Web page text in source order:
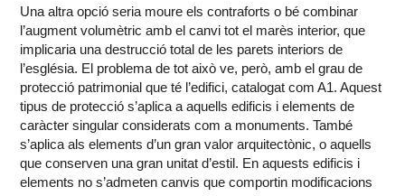
Una altra opció seria moure els contraforts o bé combinar
l’augment volumètric amb el canvi tot el marès interior, que
implicaria una destrucció total de les parets interiors de
l’església. El problema de tot això ve, però, amb el grau de
protecció patrimonial que té l’edifici, catalogat com A1. Aquest
tipus de protecció s’aplica a aquells edificis i elements de
caràcter singular considerats com a monuments. També
s’aplica als elements d’un gran valor arquitectònic, o aquells
que conserven una gran unitat d’estil. En aquests edificis i
elements no s’admeten canvis que comportin modificacions